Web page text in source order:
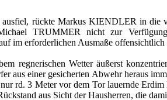
rückte Markus KIENDLER in
TRUMMER nicht zur
im erforderlichen Ausmaße
regnerischen Wetter äußerst
aus einer gesicherten Abwehr heraus
rd. 3 Meter vor dem Tor lauernde
aus Sicht der Hausherren, die